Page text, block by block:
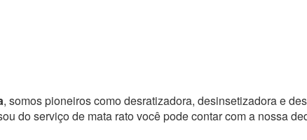
, somos pioneiros como desratizadora, desinsetizadora e
do serviço de mata rato você pode contar com a nossa